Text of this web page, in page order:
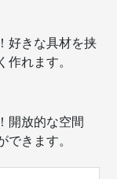
好きな具材を挟
れます。
開放的な空間
きます。